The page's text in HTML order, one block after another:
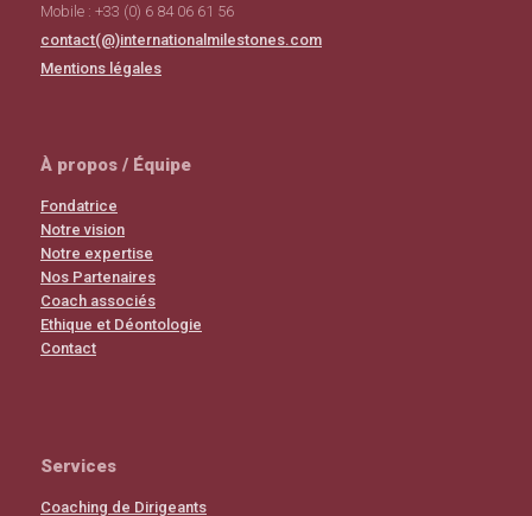
Mobile : +33 (0) 6 84 06 61 56
contact(@)internationalmilestones.com
Mentions légales
À propos / Équipe
Fondatrice
Notre vision
Notre expertise
Nos Partenaires
Coach associés
Ethique et Déontologie
Contact
Services
Coaching de Dirigeants